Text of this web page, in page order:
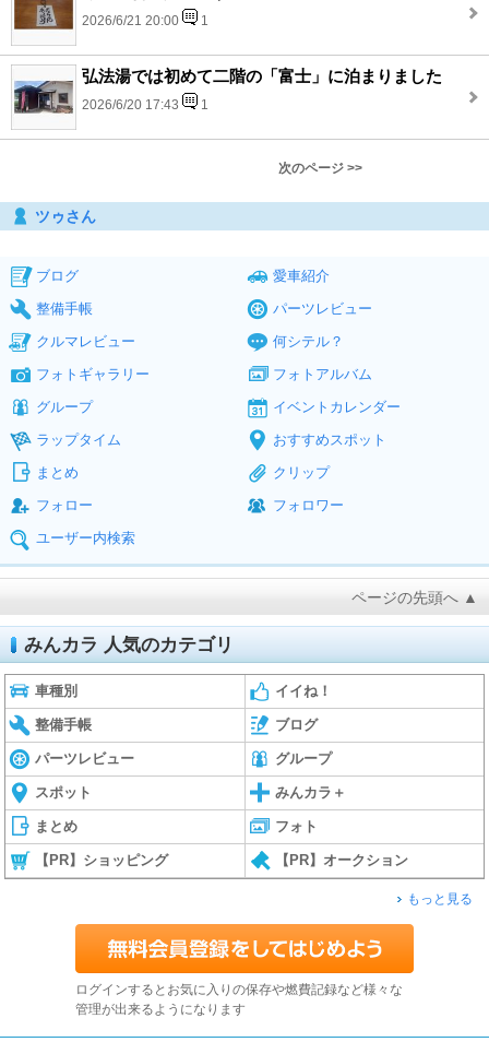
2026/6/21 20:00 1
弘法湯では初めて二階の「富士」に泊まりました
2026/6/20 17:43 1
次のページ >>
ツゥさん
ブログ
愛車紹介
整備手帳
パーツレビュー
クルマレビュー
何シテル？
フォトギャラリー
フォトアルバム
グループ
イベントカレンダー
ラップタイム
おすすめスポット
まとめ
クリップ
フォロー
フォロワー
ユーザー内検索
ページの先頭へ ▲
みんカラ 人気のカテゴリ
車種別 イイね！
整備手帳 ブログ
パーツレビュー グループ
スポット みんカラ＋
まとめ フォト
【PR】ショッピング 【PR】オークション
もっと見る
ログインするとお気に入りの保存や燃費記録など様々な
管理が出来るようになります